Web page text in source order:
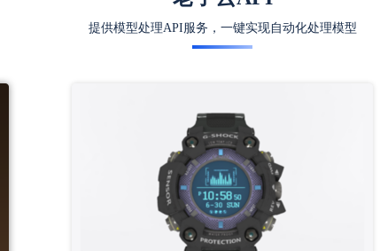
提供模型处理API服务，一键实现自动化处理模型